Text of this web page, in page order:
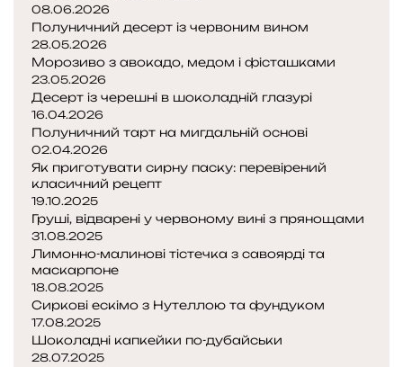
08.06.2026
Полуничний десерт із червоним вином
28.05.2026
Морозиво з авокадо, медом і фісташками
23.05.2026
Десерт із черешні в шоколадній глазурі
16.04.2026
Полуничний тарт на мигдальній основі
02.04.2026
Як приготувати сирну паску: перевірений
класичний рецепт
19.10.2025
Груші, відварені у червоному вині з прянощами
31.08.2025
Лимонно-малинові тістечка з савоярді та
маскарпоне
18.08.2025
Сиркові ескімо з Нутеллою та фундуком
17.08.2025
Шоколадні капкейки по-дубайськи
28.07.2025